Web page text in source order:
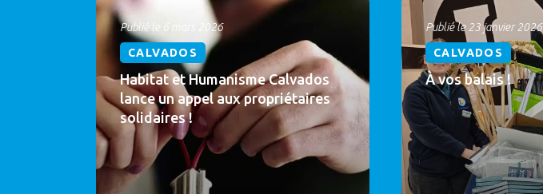
Publié le 6 mars 2026
CALVADOS
Habitat et Humanisme Calvados
lance un appel aux propriétaires
solidaires !
Publié le 23 janvier 2026
CALVADOS
À vos balais !